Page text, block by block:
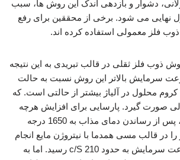
دشوار و بازدهی اندک این روش ها، سبب
می شود. برخی از محققین برای رفع
فلز معمولی استفاده کرده اند.
ذوب فلز ثقلی در قالب تبریدی به این نتیجه
سرمایش بالاتر این روش نسبت به حالت
کروم محلول در آلیاژ بیشتر از حالتی است. که
صورت گیرد. پارسایی برای افزایش هرچه
بیشتر سرعت انجماد، پس از رساندن دمای مذاب به 1650 درجه
در قالب مسی همدما با نیتروژن مایع انجام
داد. به این ترتیب سرعت سرمایش به حدود 210 c/S رسید. اما به